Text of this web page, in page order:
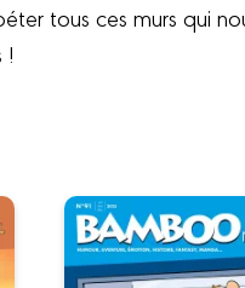
tous ces murs qui
!